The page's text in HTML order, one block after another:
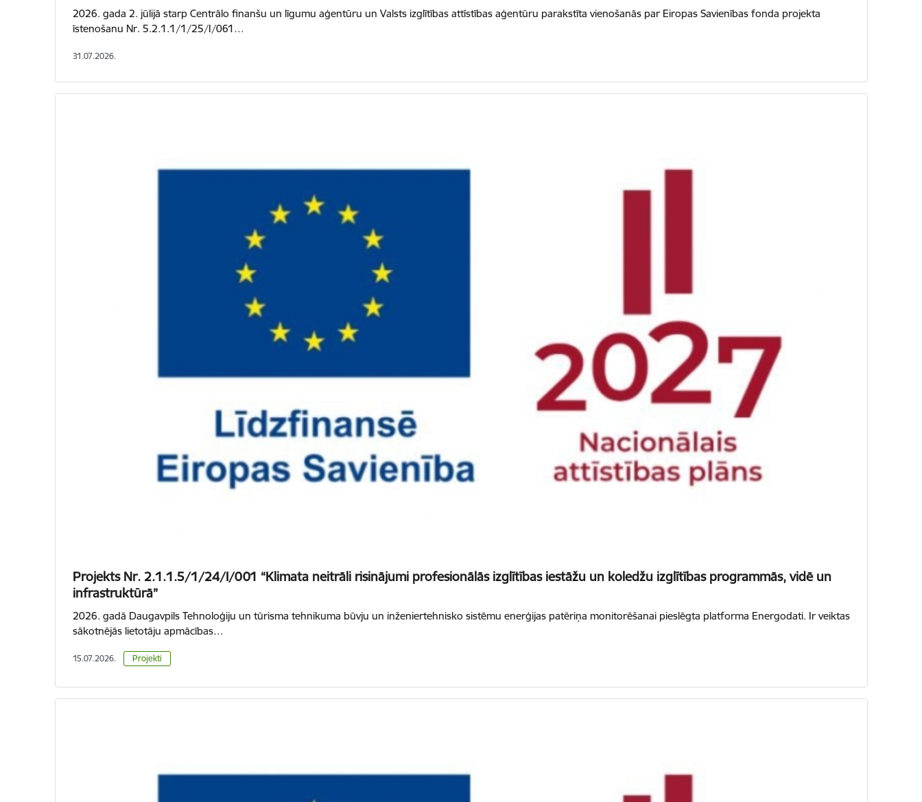
2026. gada 2. jūlijā starp Centrālo finanšu un līgumu aģentūru un Valsts izglītības attīstības aģentūru parakstīta vienošanās par Eiropas Savienības fonda projekta
īstenošanu Nr. 5.2.1.1/1/25/I/061…
31.07.2026.
Projekts Nr. 2.1.1.5/1/24/I/001 “Klimata neitrāli risinājumi profesionālās izglītības iestāžu un koledžu izglītības programmās, vidē un
infrastruktūrā”
2026. gadā Daugavpils Tehnoloģiju un tūrisma tehnikuma būvju un inženiertehnisko sistēmu enerģijas patēriņa monitorēšanai pieslēgta platforma Energodati. Ir veiktas
sākotnējās lietotāju apmācības…
15.07.2026. Projekti